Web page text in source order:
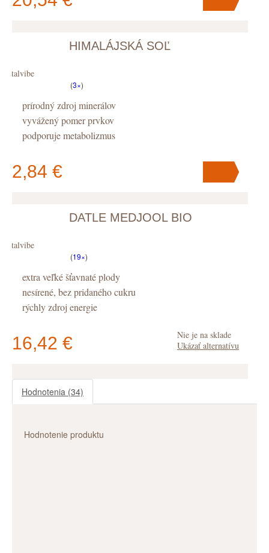
V košíku máteks
HIMALÁJSKÁ SOĽ
Vitalvibe
(3×)
prírodný zdroj minerálov
vyvážený pomer prvkov
podporuje metabolizmus
2,84 €
V košíku máteks .
DATLE MEDJOOL BIO
Vitalvibe
(19×)
extra veľké šťavnaté plody
nesírené, bez pridaného cukru
rýchly zdroj energie
16,42 €
Nie je na sklade
Ukázať alternatívu
V košíku máte
Hodnotenia (34)
Hodnotenie produktu